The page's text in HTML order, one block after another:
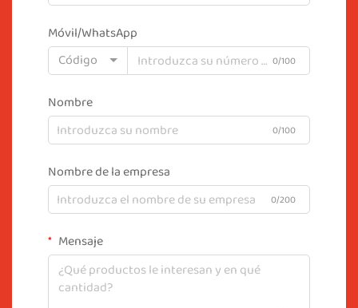
Móvil/WhatsApp
Código
0/100
Nombre
0/100
Nombre de la empresa
0/200
Mensaje